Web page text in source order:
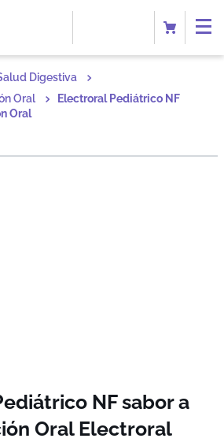
Digestiva
Oral
Electroral Pediátrico NF
Oral
NF sabor a
Oral Electroral